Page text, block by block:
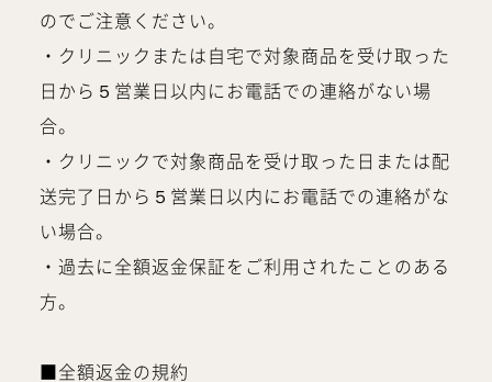
のでご注意ください。
・クリニックまたは自宅で対象商品を受け取った
日から５営業日以内にお電話での連絡がない場
合。
・クリニックで対象商品を受け取った日または配
送完了日から５営業日以内にお電話での連絡がな
い場合。
・過去に全額返金保証をご利用されたことのある
方。
■全額返金の規約